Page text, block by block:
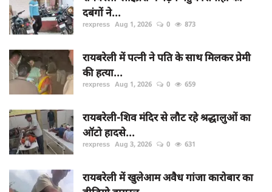
दबंगों ने...
rexpress Aug 1, 2026 0 873
रायबरेली में पत्नी ने पति के साथ मिलकर प्रेमी
की हत्या...
rexpress Aug 1, 2026 0 659
रायबरेली-शिव मंदिर से लौट रहे श्रद्धालुओं का
ऑटो हादसे...
rexpress Aug 3, 2026 0 631
रायबरेली में खुलेआम अवैध गांजा कारोबार का